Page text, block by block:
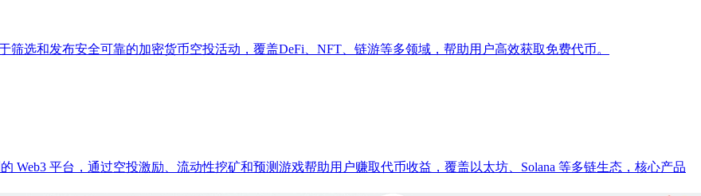
筛选和发布安全可靠的加密货币空投活动，覆盖DeFi、NFT、链游等多领域，帮助用户高效获取免费代币。
Web3 平台，通过空投激励、流动性挖矿和预测游戏帮助用户赚取代币收益，覆盖以太坊、Solana 等多链生态，核心产品